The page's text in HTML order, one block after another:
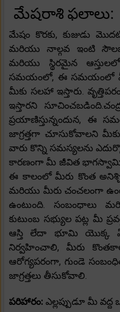
మేషరాశి ఫలాలు:
మేషం కొరకు, కుజుడు
మరియు నాల్గవ ఇంటి
మరియు స్థిరమైన
సమయంలో, ఈ సమయంలో మీ
మీకు సలహా ఇస్తారు.
ఇస్తారని
ప్రయాణిస్తున్నందున, ఈ
జాగ్రత్తగా చూసుకోవాలని
వారు కొన్ని సమస్యలను
కారణంగా మీ జీవిత
ఈ కాలంలో మీరు కొంత
మరియు మీరు చంచలంగా
ఉంటుంది. సంబంధాలు
కుటుంబ సభ్యుల పట్ల మీ
ఆస్తి లేదా భూమి యొక్క
నిర్వహించాలి, మీరు
ఆరోగ్యపరంగా, గుండె
జాగ్రత్తలు తీసుకోవాలి.
పరిహారం: ఎల్లప్పుడూ మీ